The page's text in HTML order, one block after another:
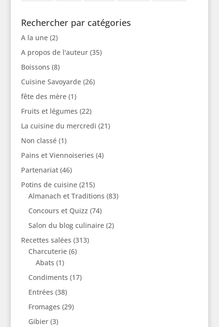
Rechercher par catégories
A la une(2)
A propos de l'auteur(35)
Boissons (8)
Cuisine Savoyarde(26)
fête des mère(1)
Fruits et légumes (22)
La cuisine du mercredi (21)
Non classé(1)
Pains et Viennoiseries (4)
Partenariat(46)
Potins de cuisine(215)
Almanach et Traditions (83)
Concours et Quizz (74)
Salon du blog culinaire(2)
Recettes salées (313)
Charcuterie(6)
Abats (1)
Condiments (17)
Entrées (38)
Fromages (29)
Gibier(3)